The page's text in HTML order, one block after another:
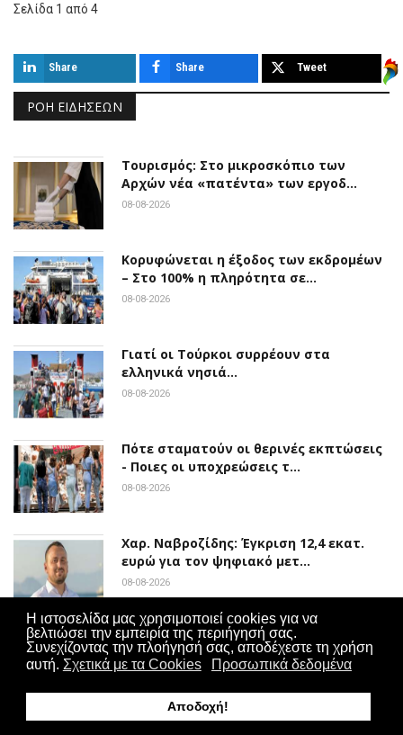
Η ιστοσελίδα μας χρησιμοποιεί cookies για να
βελτιώσει την εμπειρία της περιήγησή σας.
Συνεχίζοντας την πλοήγησή σας, αποδέχεστε τη χρήση
αυτή. Σχετικά με τα Cookies Προσωπικά δεδομένα
Αποδοχή!
Σελίδα 1 από 4
Share Share Tweet
ΡΟΉ ΕΙΔΉΣΕΩΝ
Τουρισμός: Στο μικροσκόπιο των
Αρχών νέα «πατέντα» των εργοδ…
08-08-2026
Κορυφώνεται η έξοδος των εκδρομέων
– Στο 100% η πληρότητα σε…
08-08-2026
Γιατί οι Τούρκοι συρρέουν στα
ελληνικά νησιά…
08-08-2026
Πότε σταματούν οι θερινές εκπτώσεις
- Ποιες οι υποχρεώσεις τ…
08-08-2026
Χαρ. Ναβροζίδης: Έγκριση 12,4 εκατ.
ευρώ για τον ψηφιακό μετ…
08-08-2026
Ανδρέας Χατζημιχαήλ: «Το βιβλίο
περιγράφει την πολιτική ιστο…